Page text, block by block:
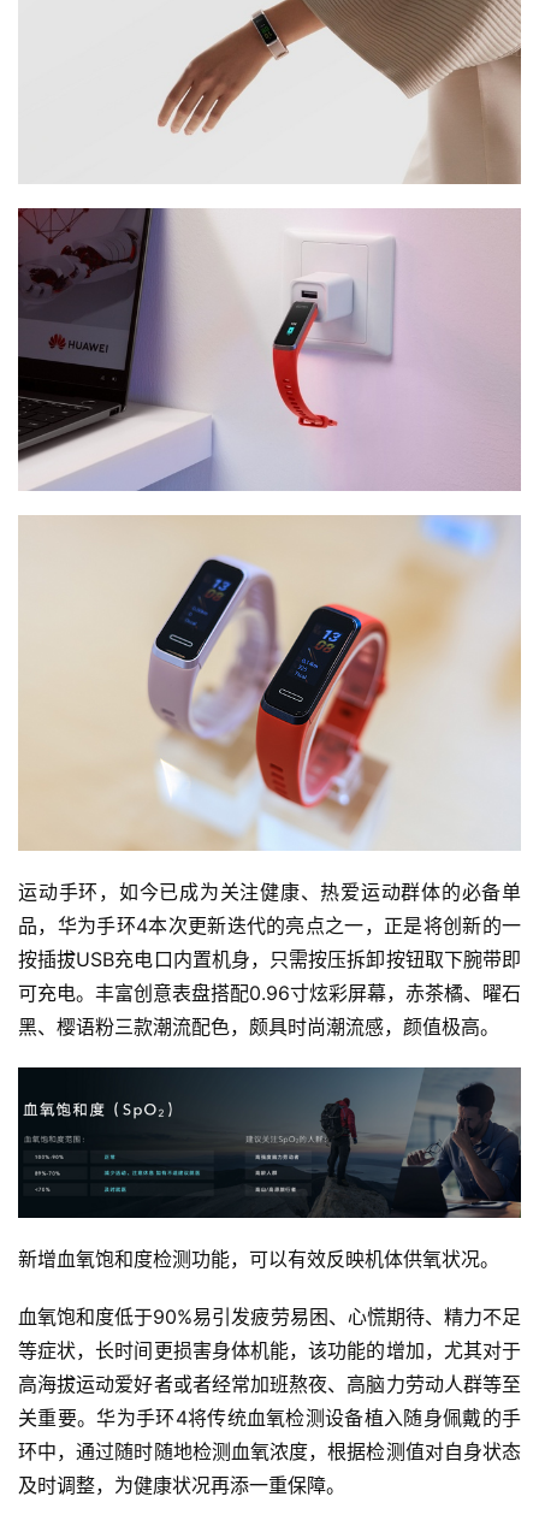
运动手环，如今已成为关注健康、热爱运动群体的必备单
品，华为手环4本次更新迭代的亮点之一，正是将创新的一
按插拔USB充电口内置机身，只需按压拆卸按钮取下腕带即
可充电。丰富创意表盘搭配0.96寸炫彩屏幕，赤茶橘、曜石
黑、樱语粉三款潮流配色，颇具时尚潮流感，颜值极高。
新增血氧饱和度检测功能，可以有效反映机体供氧状况。
血氧饱和度低于90%易引发疲劳易困、心慌期待、精力不足
等症状，长时间更损害身体机能，该功能的增加，尤其对于
高海拔运动爱好者或者经常加班熬夜、高脑力劳动人群等至
关重要。华为手环4将传统血氧检测设备植入随身佩戴的手
环中，通过随时随地检测血氧浓度，根据检测值对自身状态
及时调整，为健康状况再添一重保障。